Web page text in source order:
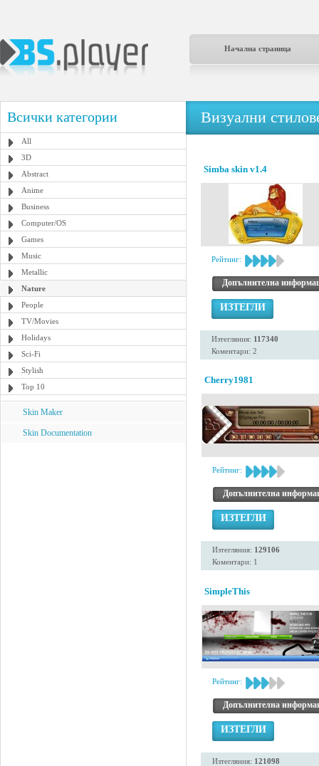
Начална страница
Всички категории
All
3D
Abstract
Anime
Business
Computer/OS
Games
Music
Metallic
Nature
People
TV/Movies
Holidays
Sci-Fi
Stylish
Top 10
Skin Maker
Skin Documentation
Визуални
Simba skin v1.4
Рейтинг:
Допълнителна
ИЗТЕГЛИ
Изтегляния: 117340
Коментари: 2
Cherry1981
Рейтинг:
Допълнителна
ИЗТЕГЛИ
Изтегляния: 129106
Коментари: 1
SimpleThis
Рейтинг:
Допълнителна
ИЗТЕГЛИ
Изтегляния: 121098